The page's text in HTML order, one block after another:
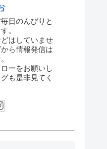
日のんびりと
。
はしていませ
ら情報発信は
ーをお願いし
も是非見てく